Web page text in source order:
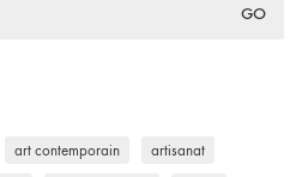
art contemporain artisanat